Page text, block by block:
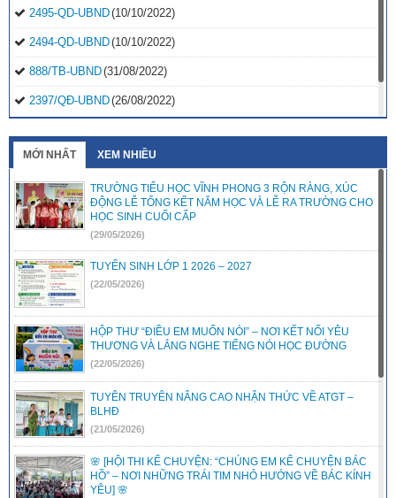
2495-QD-UBND(10/10/2022)
2494-QD-UBND(10/10/2022)
888/TB-UBND(31/08/2022)
2397/QĐ-UBND(26/08/2022)
MỚI NHẤT XEM NHIỀU
TRƯỜNG TIỂU HỌC VĨNH PHONG 3 RỘN RÀNG, XÚC
ĐỘNG LỄ TỔNG KẾT NĂM HỌC VÀ LỄ RA TRƯỜNG CHO
HỌC SINH CUỐI CẤP
(29/05/2026)
TUYỂN SINH LỚP 1 2026 – 2027
(22/05/2026)
HỘP THƯ “ĐIỀU EM MUỐN NÓI” – NƠI KẾT NỐI YÊU
THƯƠNG VÀ LẮNG NGHE TIẾNG NÓI HỌC ĐƯỜNG
(22/05/2026)
TUYÊN TRUYÊN NÂNG CAO NHẬN THỨC VỀ ATGT –
BLHĐ
(21/05/2026)
🌸 [HỘI THI KỂ CHUYỆN: “CHÚNG EM KỂ CHUYỆN BÁC
HỒ” – NƠI NHỮNG TRÁI TIM NHỎ HƯỚNG VỀ BÁC KÍNH
YÊU] 🌸